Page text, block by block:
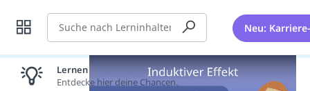
Suche Neu:
Lernen lohnt sich!
Entdecke hier deine Chancen.